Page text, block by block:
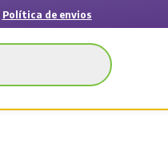
Política de envios